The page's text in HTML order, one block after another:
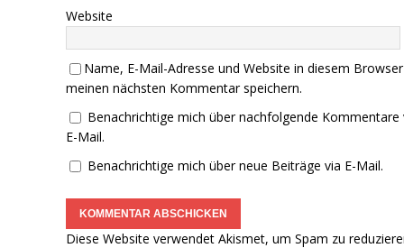
Website
Name, E-Mail-Adresse und Website in diesem
meinen nächsten Kommentar speichern.
Benachrichtige mich über nachfolgende Kommentare
E-Mail.
Benachrichtige mich über neue Beiträge via E-Mail.
Diese Website verwendet Akismet, um Spam zu